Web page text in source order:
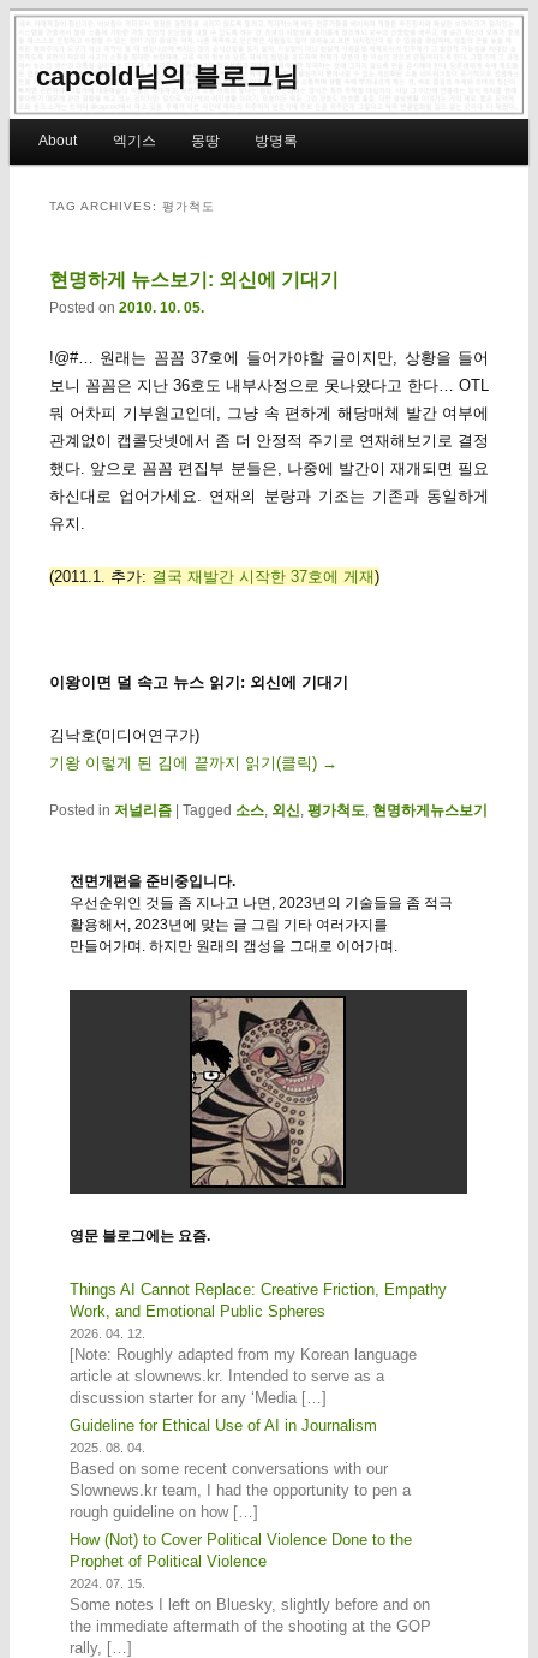
capcold님의 블로그님
Skip to primary content
Skip to secondary content
About 엑기스 몽땅 방명록
TAG ARCHIVES: 평가척도
현명하게 뉴스보기: 외신에 기대기
Posted on 2010. 10. 05.
!@#… 원래는 꼼꼼 37호에 들어가야할 글이지만, 상황을 들어
보니 꼼꼼은 지난 36호도 내부사정으로 못나왔다고 한다… OTL
뭐 어차피 기부원고인데, 그냥 속 편하게 해당매체 발간 여부에
관계없이 캡콜닷넷에서 좀 더 안정적 주기로 연재해보기로 결정
했다. 앞으로 꼼꼼 편집부 분들은, 나중에 발간이 재개되면 필요
하신대로 업어가세요. 연재의 분량과 기조는 기존과 동일하게
유지.
(2011.1. 추가: 결국 재발간 시작한 37호에 게재)
이왕이면 덜 속고 뉴스 읽기: 외신에 기대기
김낙호(미디어연구가)
기왕 이렇게 된 김에 끝까지 읽기(클릭) →
Posted in 저널리즘 Tagged 소스, 외신, 평가척도, 현명하게뉴스보기
전면개편을 준비중입니다.
우선순위인 것들 좀 지나고 나면, 2023년의 기술들을 좀 적극
활용해서, 2023년에 맞는 글 그림 기타 여러가지를
만들어가며. 하지만 원래의 갬성을 그대로 이어가며.
영문 블로그에는 요즘.
Things AI Cannot Replace: Creative Friction, Empathy
Work, and Emotional Public Spheres
2026. 04. 12.
[Note: Roughly adapted from my Korean language
article at slownews.kr. Intended to serve as a
discussion starter for any ‘Media […]
Guideline for Ethical Use of AI in Journalism
2025. 08. 04.
Based on some recent conversations with our
Slownews.kr team, I had the opportunity to pen a
rough guideline on how […]
How (Not) to Cover Political Violence Done to the
Prophet of Political Violence
2024. 07. 15.
Some notes I left on Bluesky, slightly before and on
the immediate aftermath of the shooting at the GOP
rally, […]